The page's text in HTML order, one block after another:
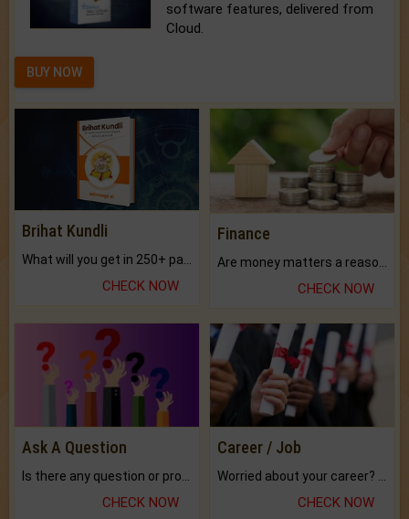
software features, delivered from
Cloud.
BUY NOW
Brihat Kundli
CHECK NOW
Finance
CHECK NOW
Ask A Question
CHECK NOW
Career / Job
CHECK NOW